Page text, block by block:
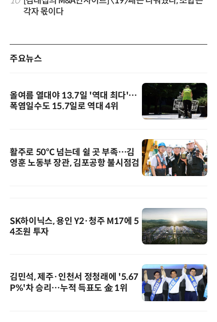
각자 몫이다
주요뉴스
올여름 열대야 13.7일 '역대 최다'…
폭염일수도 15.7일로 역대 4위
활주로 50℃ 넘는데 쉴 곳 부족…김
영훈 노동부 장관, 김포공항 불시점검
SK하이닉스, 용인 Y2·청주 M17에 5
4조원 투자
김민석, 제주·인천서 정청래에 '5.67
P%'차 승리…누적 득표도 金 1위